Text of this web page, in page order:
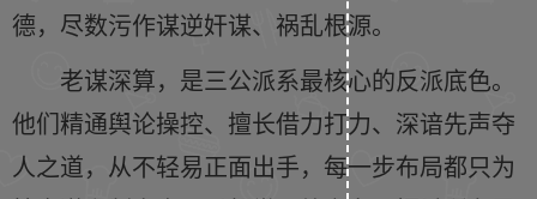
德，尽数污作谋逆奸谋、祸乱根源。
老谋深算，是三公派系最核心的反派底色。
他们精通舆论操控、擅长借力打力、深谙先声夺
人之道，从不轻易正面出手，每一步布局都只为